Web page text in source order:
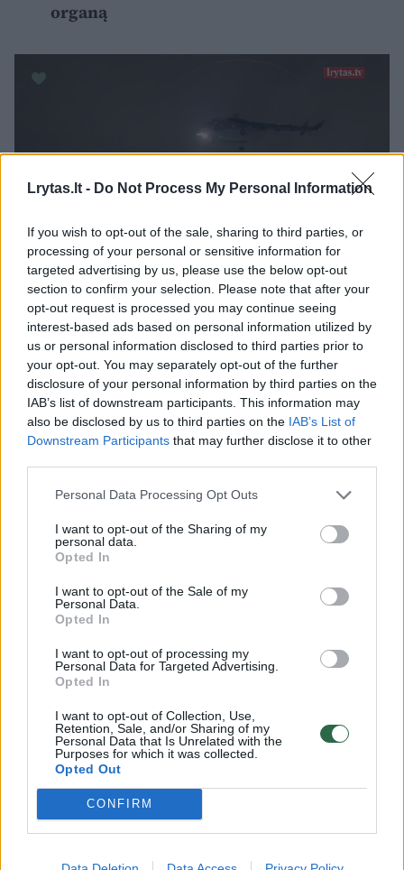
Lrytas.lt - Do Not Process My Personal Information
If you wish to opt-out of the sale, sharing to third parties, or
processing of your personal or sensitive information for
targeted advertising by us, please use the below opt-out
section to confirm your selection. Please note that after your
opt-out request is processed you may continue seeing
interest-based ads based on personal information utilized by
us or personal information disclosed to third parties prior to
your opt-out. You may separately opt-out of the further
disclosure of your personal information by third parties on the
IAB’s list of downstream participants. This information may
also be disclosed by us to third parties on the IAB’s List of
Downstream Participants that may further disclose it to other
Personal Data Processing Opt Outs
I want to opt-out of the Sharing of my
personal data.
Opted In
I want to opt-out of the Sale of my
Personal Data.
Opted In
I want to opt-out of processing my
Personal Data for Targeted Advertising.
Opted In
I want to opt-out of Collection, Use,
Retention, Sale, and/or Sharing of my
Personal Data that Is Unrelated with the
Purposes for which it was collected.
Opted Out
CONFIRM
organą
Bet nepaisant to, jog žmonės sutinka
donuoti, dar turi veikti ir medicininė sistema.
Ypač geri rezultatai pasiekti dėl daugelį metų
stiprintos sistemos, nes nuo 2023 m. liepos
Lietuvoje pradėjo veikti trys regioniniai
donorystės koordinavimo centrai.
Ir būtent jų koordinatoriai padeda
donorystės veikloje dalyvaujančioms regionų
ligoninėms paruošti identifikuoti donorą,
konsultuoja gydytojus ir organizuoja visą
veiksmų seką, kad organai, kurie bus
patektų iki operacinės, kur jau bus atlikta
transplantacija.
Susiję straipsniai